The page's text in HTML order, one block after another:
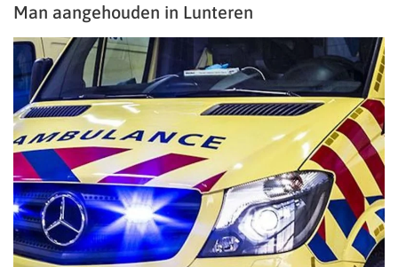
Man aangehouden in Lunteren